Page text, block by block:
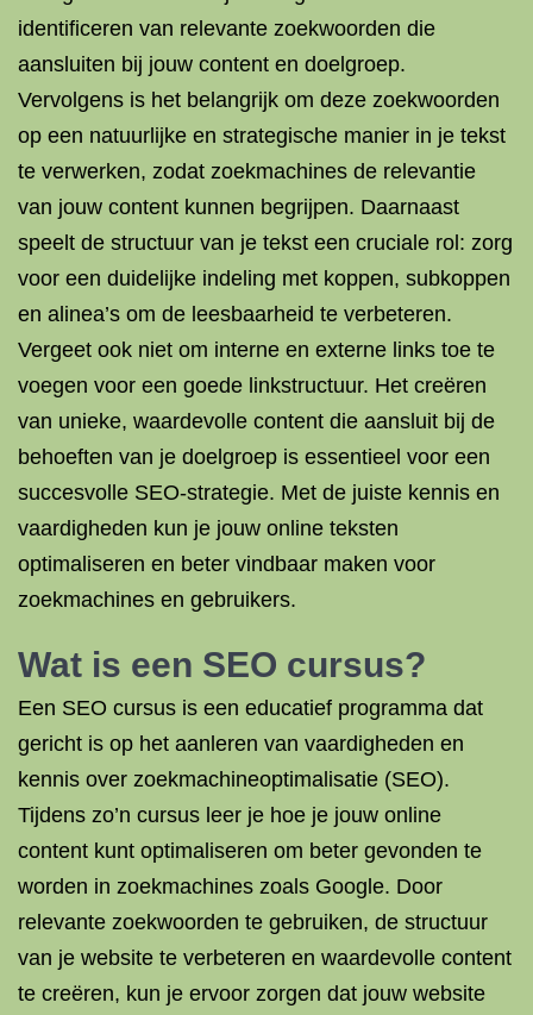
identificeren van relevante zoekwoorden die
aansluiten bij jouw content en doelgroep.
Vervolgens is het belangrijk om deze zoekwoorden
op een natuurlijke en strategische manier in je tekst
te verwerken, zodat zoekmachines de relevantie
van jouw content kunnen begrijpen. Daarnaast
speelt de structuur van je tekst een cruciale rol: zorg
voor een duidelijke indeling met koppen, subkoppen
en alinea’s om de leesbaarheid te verbeteren.
Vergeet ook niet om interne en externe links toe te
voegen voor een goede linkstructuur. Het creëren
van unieke, waardevolle content die aansluit bij de
behoeften van je doelgroep is essentieel voor een
succesvolle SEO-strategie. Met de juiste kennis en
vaardigheden kun je jouw online teksten
optimaliseren en beter vindbaar maken voor
zoekmachines en gebruikers.
Wat is een SEO cursus?
Een SEO cursus is een educatief programma dat
gericht is op het aanleren van vaardigheden en
kennis over zoekmachineoptimalisatie (SEO).
Tijdens zo’n cursus leer je hoe je jouw online
content kunt optimaliseren om beter gevonden te
worden in zoekmachines zoals Google. Door
relevante zoekwoorden te gebruiken, de structuur
van je website te verbeteren en waardevolle content
te creëren, kun je ervoor zorgen dat jouw website